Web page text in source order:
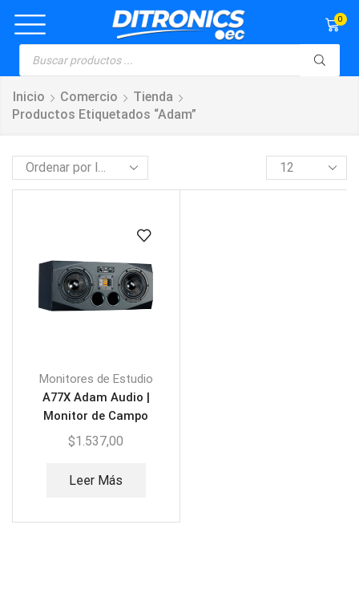
0
Inicio Comercio
Tienda
Productos Etiquetados “adam”
Monitores de Estudio
A77X Adam Audio |
Monitor de Campo
Cercano y Medio
$1.537,00
Leer Más